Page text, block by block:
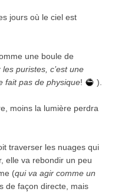
jours où le ciel est
une boule de
puristes, c’est une
fait pas de physique! ).
moins la lumière perdra
traverser les nuages qui
elle va rebondir un peu
(qui va agir comme un
de façon directe, mais